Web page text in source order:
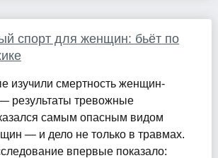
спорт для женщин: бьёт по
изучили смертность женщин-
результаты тревожные
самым опасным видом
— и дело не только в травмах.
впервые показало: